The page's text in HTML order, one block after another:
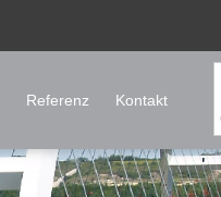
Referenz Kontakt